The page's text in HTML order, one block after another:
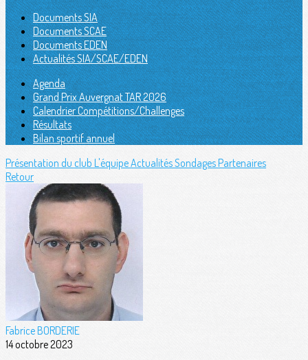
Documents SIA
Documents SCAE
Documents EDEN
Actualités SIA/SCAE/EDEN
Agenda
Grand Prix Auvergnat TAR 2026
Calendrier Compétitions/Challenges
Résultats
Bilan sportif annuel
Présentation du club L'équipeActualitésSondagesPartenaires
Retour
Fabrice BORDERIE
14 octobre 2023